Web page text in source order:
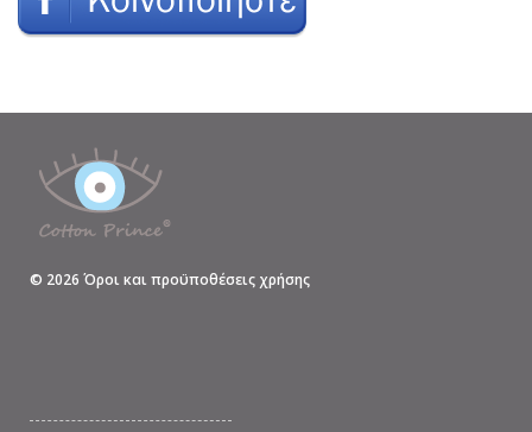
© 2026 Όροι και προϋποθέσεις χρήσης